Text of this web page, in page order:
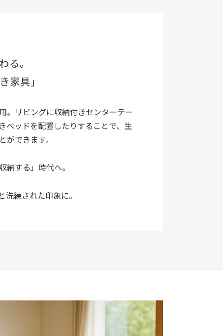
る。
家具」
。リビングに収納付きセンターテー
ベッドを配置したりすることで、生
できます。
納する」時代へ。
練された印象に。